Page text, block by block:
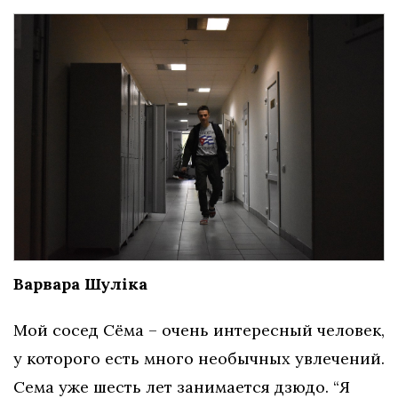
Варвара Шуліка
Мой сосед Сёма – очень интересный человек,
у которого есть много необычных увлечений.
Сема уже шесть лет занимается дзюдо. “Я